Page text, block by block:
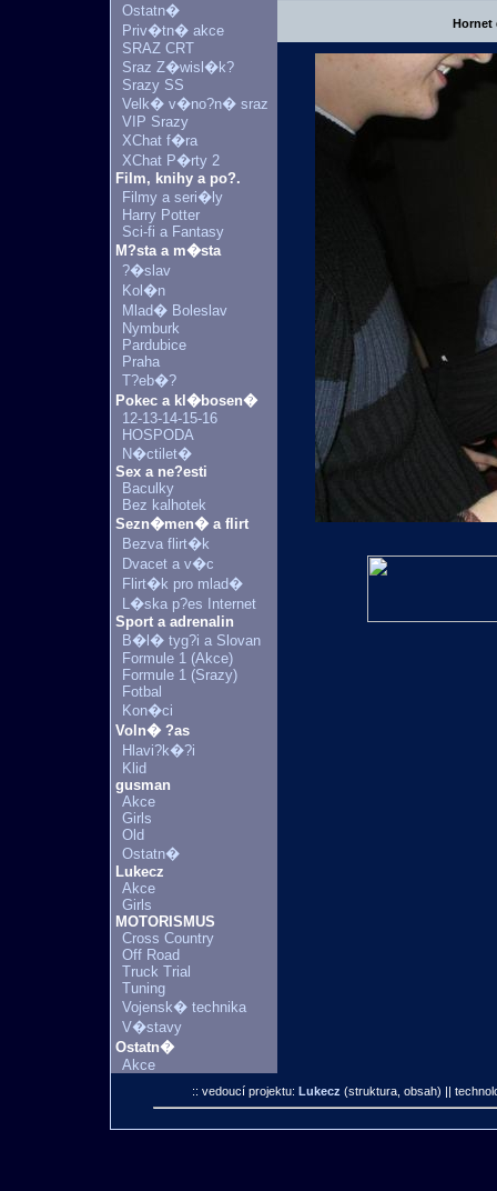
Ostatn�
Priv�tn� akce
SRAZ CRT
Sraz Z�wisl�k?
Srazy SS
Velk� v�no?n� sraz
VIP Srazy
XChat f�ra
XChat P�rty 2
Film, knihy a po?.
Filmy a seri�ly
Harry Potter
Sci-fi a Fantasy
M?sta a m�sta
?�slav
Kol�n
Mlad� Boleslav
Nymburk
Pardubice
Praha
T?eb�?
Pokec a kl�bosen�
12-13-14-15-16
HOSPODA
N�ctilet�
Sex a ne?esti
Baculky
Bez kalhotek
Sezn�men� a flirt
Bezva flirt�k
Dvacet a v�c
Flirt�k pro mlad�
L�ska p?es Internet
Sport a adrenalin
B�l� tyg?i a Slovan
Formule 1 (Akce)
Formule 1 (Srazy)
Fotbal
Kon�ci
Voln� ?as
Hlavi?k�?i
Klid
gusman
Akce
Girls
Old
Ostatn�
Lukecz
Akce
Girls
MOTORISMUS
Cross Country
Off Road
Truck Trial
Tuning
Vojensk� technika
V�stavy
Ostatn�
Akce
:: vedoucí projektu: Lukecz (struktura, obsah) ||